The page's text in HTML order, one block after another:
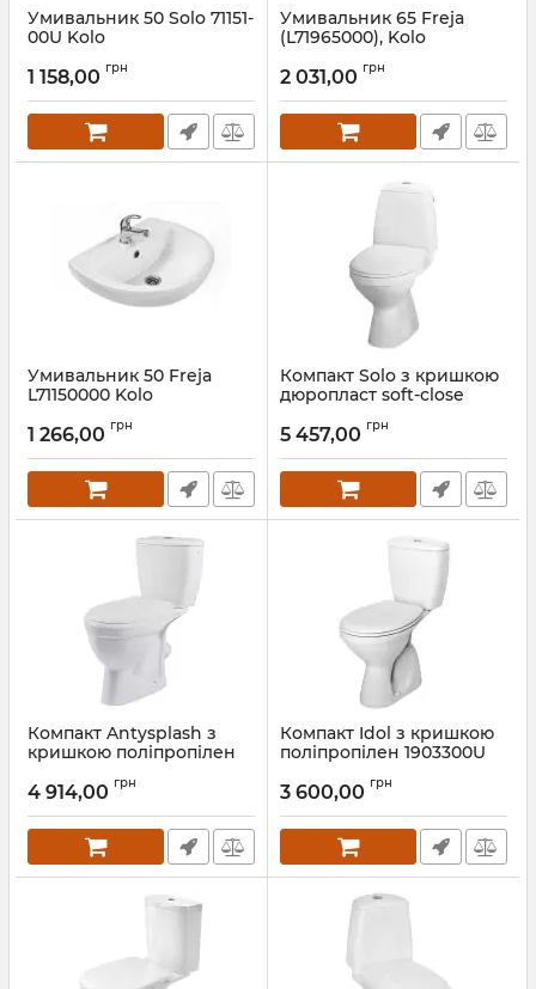
Умивальник 50 Solo 71151-
00U Kolo
1 158,00 грн
Умивальник 65 Freja
(L71965000), Kolo
2 031,00 грн
Умивальник 50 Freja
L71150000 Kolo
1 266,00 грн
Компакт Solo з кришкою
дюропласт soft-close
Артикул:S7921800UA
5 457,00 грн
Компакт Antysplash з
кришкою поліпропілен
Артикул:209905UA
4 914,00 грн
Компакт Idol з кришкою
поліпропілен 1903300U
Артикул:1903300U
3 600,00 грн